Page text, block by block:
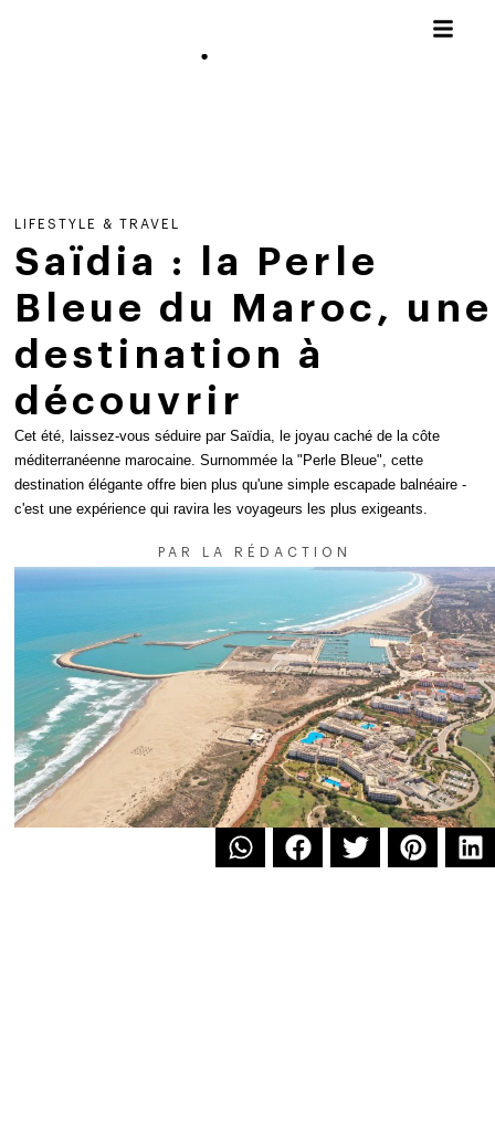
LIFESTYLE & TRAVEL
Saïdia : la Perle
Bleue du Maroc, une
destination à
découvrir
Cet été, laissez-vous séduire par Saïdia, le joyau caché de la côte
méditerranéenne marocaine. Surnommée la "Perle Bleue", cette
destination élégante offre bien plus qu'une simple escapade balnéaire -
c'est une expérience qui ravira les voyageurs les plus exigeants.
PAR LA RÉDACTION